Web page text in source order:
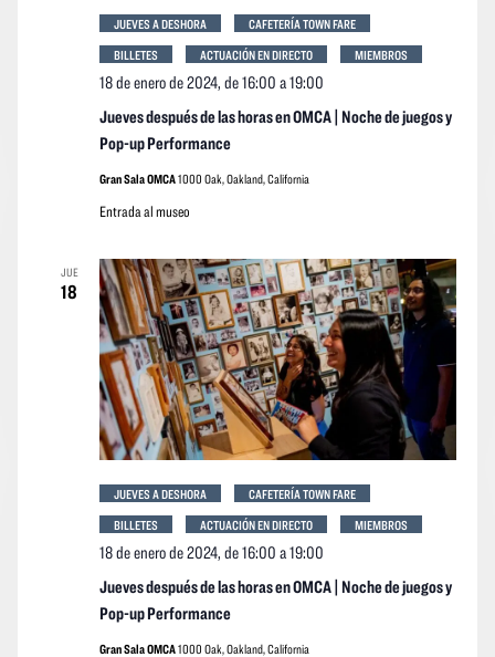
Jueves después de las horas en OMCA | Noche de juegos y
Pop-up Performance
18 de enero de 2024, de 16:00 a19:00
JUEVES A DESHORA
CAFETERÍA TOWN FARE
BILLETES
ACTUACIÓN EN DIRECTO MIEMBROS
Gran Sala OMCA1000 Oak, Oakland, California
Entrada al museo
JUE
18
Jueves después de las horas en OMCA | Noche de juegos y
Pop-up Performance
18 de enero de 2024, de 16:00 a19:00
JUEVES A DESHORA
CAFETERÍA TOWN FARE
BILLETES
ACTUACIÓN EN DIRECTO MIEMBROS
Gran Sala OMCA1000 Oak, Oakland, California